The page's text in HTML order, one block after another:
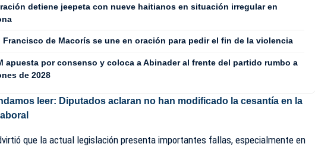
detiene jeepeta con nueve haitianos en situación irregular en
Francisco de Macorís se une en oración para pedir el fin de la violencia
apuesta por consenso y coloca a Abinader al frente del partido rumbo a
de 2028
leer: Diputados aclaran no han modificado la cesantía en la
que la actual legislación presenta importantes fallas, especialmente en